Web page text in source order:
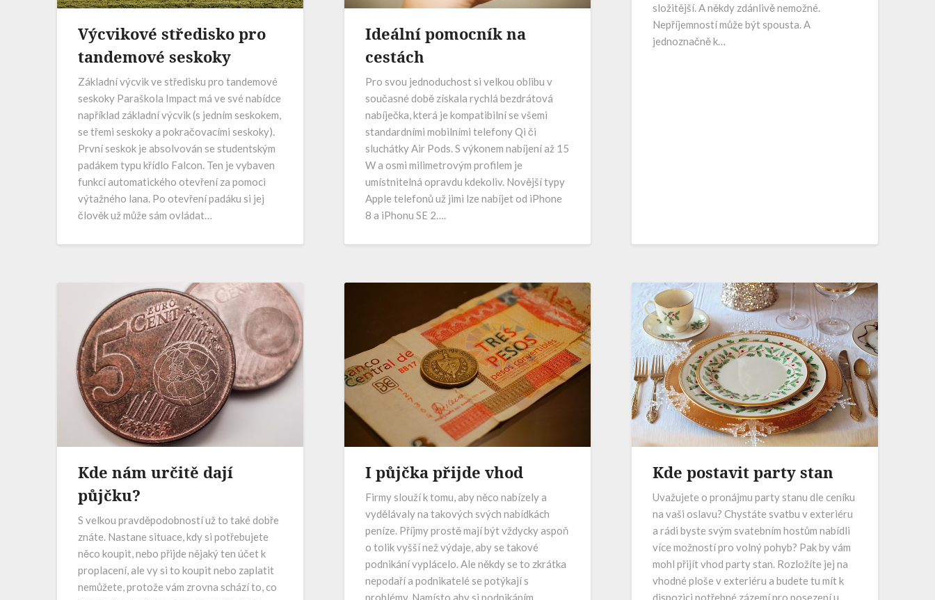
Výcvikové středisko pro
tandemové seskoky
Základní výcvik ve středisku pro tandemové
seskoky Paraškola Impact má ve své nabídce
například základní výcvik (s jedním seskokem,
se třemi seskoky a pokračovacími seskoky).
První seskok je absolvován se studentským
padákem typu křídlo Falcon. Ten je vybaven
funkcí automatického otevření za pomoci
výtažného lana. Po otevření padáku si jej
člověk už může sám ovládat…
Ideální pomocník na
cestách
Pro svou jednoduchost si velkou oblibu v
současné době získala rychlá bezdrátová
nabíječka, která je kompatibilní se všemi
standardními mobilními telefony Qi či
sluchátky Air Pods. S výkonem nabíjení až 15
W a osmi milimetrovým profilem je
umístnitelná opravdu kdekoliv. Novější typy
Apple telefonů už jimi lze nabíjet od iPhone
8 a iPhonu SE 2….
složitější. A někdy zdánlivě nemožné.
Nepříjemností může být spousta. A
jednoznačně k…
Kde nám určitě dají
půjčku?
S velkou pravděpodobností už to také dobře
znáte. Nastane situace, kdy si potřebujete
něco koupit, nebo přijde nějaký ten účet k
proplacení, ale vy si to koupit nebo zaplatit
nemůžete, protože vám zrovna schází to, co
I půjčka přijde vhod
Firmy slouží k tomu, aby něco nabízely a
vydělávaly na takových svých nabídkách
peníze. Příjmy prostě mají být vždycky aspoň
o tolik vyšší než výdaje, aby se takové
podnikání vyplácelo. Ale někdy se to zkrátka
nepodaří a podnikatelé se potýkají s
problémy. Namísto aby si podnikáním
Kde postavit party stan
Uvažujete o pronájmu party stanu dle ceníku
na vaši oslavu? Chystáte svatbu v exteriéru
a rádi byste svým svatebním hostům nabídli
více možností pro volný pohyb? Pak by vám
mohl přijít vhod party stan. Rozložíte jej na
vhodné ploše v exteriéru a budete tu mít k
dispozici potřebné zázemí pro posezení u